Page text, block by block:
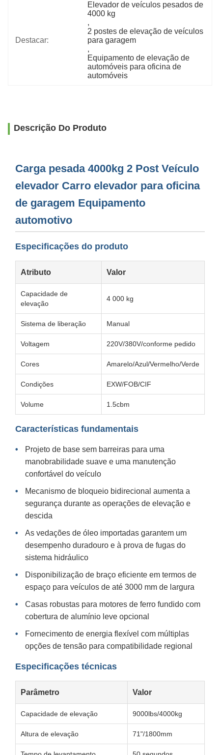
Destacar:
Elevador de veículos pesados de
4000 kg
,
2 postes de elevação de veículos
para garagem
,
Equipamento de elevação de
automóveis para oficina de
automóveis
Descrição Do Produto
Carga pesada 4000kg 2 Post Veículo
elevador Carro elevador para oficina
de garagem Equipamento
automotivo
Especificações do produto
Atributo Valor
Capacidade de
elevação
4 000 kg
Sistema de liberação Manual
Voltagem 220V/380V/conforme pedido
Cores Amarelo/Azul/Vermelho/Verde
Condições EXW/FOB/CIF
Volume 1.5cbm
Características fundamentais
Projeto de base sem barreiras para uma
manobrabilidade suave e uma manutenção
confortável do veículo
Mecanismo de bloqueio bidirecional aumenta a
segurança durante as operações de elevação e
descida
As vedações de óleo importadas garantem um
desempenho duradouro e à prova de fugas do
sistema hidráulico
Disponibilização de braço eficiente em termos de
espaço para veículos de até 3000 mm de largura
Casas robustas para motores de ferro fundido com
cobertura de alumínio leve opcional
Fornecimento de energia flexível com múltiplas
opções de tensão para compatibilidade regional
Especificações técnicas
Parâmetro Valor
Capacidade de elevação 9000lbs/4000kg
Altura de elevação 71"/1800mm